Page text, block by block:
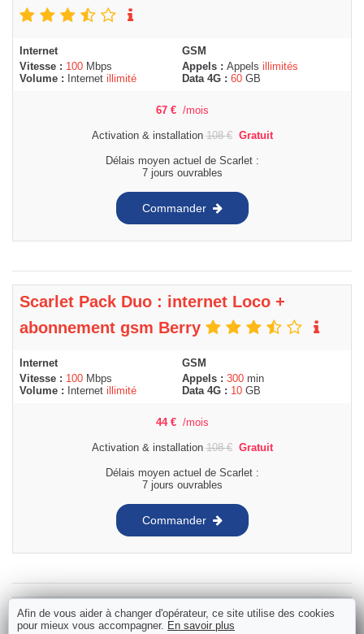
Internet
Vitesse : 100 Mbps
Volume :
Internet illimité
GSM
Appels : Appels illimités
Data 4G : 60 GB
67 € /mois
Activation & installation108€ Gratuit
Délais moyen actuel de Scarlet :
7 jours ouvrables
Commander
Scarlet Pack Duo : internet Loco +
abonnement gsm Berry
Internet
Vitesse : 100 Mbps
Volume :
Internet illimité
GSM
Appels : 300 min
Data 4G : 10 GB
44 € /mois
Activation & installation108€ Gratuit
Délais moyen actuel de Scarlet :
7 jours ouvrables
Commander
BASE Internet Unlimited + gsm BASE 15
Afin de vous aider à changer d'opérateur, ce site utilise des cookies
pour mieux vous accompagner. En savoir plus